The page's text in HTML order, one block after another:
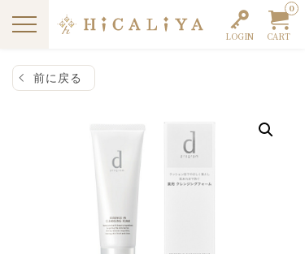
LOGIN
0
CART
前に戻る